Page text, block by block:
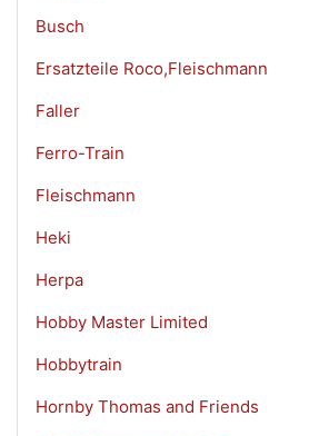
Busch
Ersatzteile Roco,Fleischmann
Faller
Ferro-Train
Fleischmann
Heki
Herpa
Hobby Master Limited
Hobbytrain
Hornby Thomas and Friends